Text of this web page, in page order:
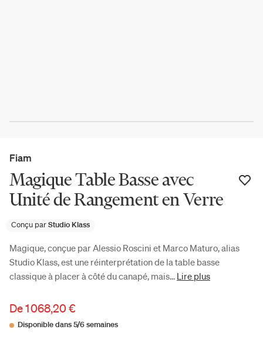
Fiam
Magique Table Basse avec
Unité de Rangement en Verre
Conçu parStudio Klass
Magique, conçue par Alessio Roscini et Marco Maturo, alias
Studio Klass, est une réinterprétation de la table basse
classique à placer à côté du canapé, mais... Lire plus
De1 068,20 €
Disponible dans 5/6 semaines